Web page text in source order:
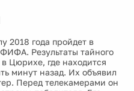
2018 года пройдет в
Результаты тайного
Цюрихе, где находится
минут назад. Их объявил
Перед телекамерами он